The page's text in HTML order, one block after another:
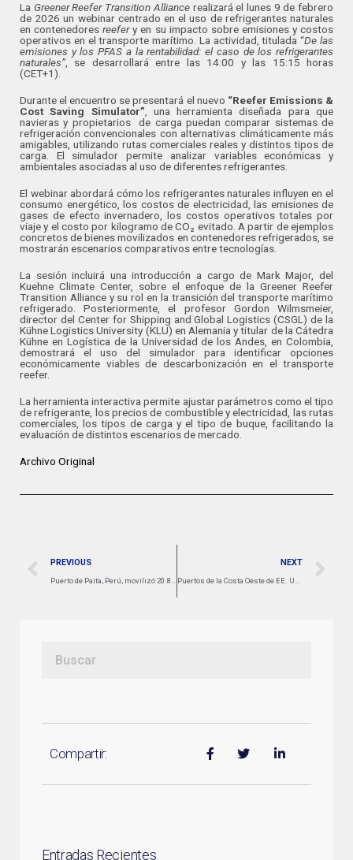
La Greener Reefer Transition Alliancerealizará el lunes 9 de febrero
de 2026 un webinar centrado en el uso de refrigerantes naturales
en contenedoresreefery en su impacto sobre emisiones y costos
operativos en el transporte marítimo. La actividad, titulada “De las
emisiones y los PFAS a la rentabilidad: el caso de los refrigerantes
naturales”, se desarrollará entre las 14:00 y las 15:15 horas
(CET+1).
Durante el encuentro se presentará el nuevo “Reefer Emissions &
Cost Saving Simulator”, una herramienta diseñada para que
navieras y propietarios de carga puedan comparar sistemas de
refrigeración convencionales con alternativas climáticamente más
amigables, utilizando rutas comerciales reales y distintos tipos de
carga. El simulador permite analizar variables económicas y
ambientales asociadas al uso de diferentes refrigerantes.
El webinar abordará cómo los refrigerantes naturales influyen en el
consumo energético, los costos de electricidad, las emisiones de
gases de efecto invernadero, los costos operativos totales por
viaje y el costo por kilogramo de CO₂ evitado. A partir de ejemplos
concretos de bienes movilizados en contenedores refrigerados, se
mostrarán escenarios comparativos entre tecnologías.
La sesión incluirá una introducción a cargo de Mark Major, del
Kuehne Climate Center, sobre el enfoque de la Greener Reefer
Transition Alliance y su rol en la transición del transporte marítimo
refrigerado. Posteriormente, el profesor Gordon Wilmsmeier,
director del Center for Shipping and Global Logistics (CSGL) de la
Kühne Logistics University (KLU) en Alemania y titular de la Cátedra
Kühne en Logística de la Universidad de los Andes, en Colombia,
demostrará el uso del simulador para identificar opciones
económicamente viables de descarbonización en el transporte
reefer.
La herramienta interactiva permite ajustar parámetros como el tipo
de refrigerante, los precios de combustible y electricidad, las rutas
comerciales, los tipos de carga y el tipo de buque, facilitando la
evaluación de distintos escenarios de mercado.
Archivo Original
PREVIOUS
Puerto de Paita, Perú, movilizó 20.834 TEUs de palta en 2025, equivalente al 33,8% del total nacional
NEXT
Puertos de la Costa Oeste de EE. UU. se debilitan ante el declive del comercio con China
Compartir:
Entradas Recientes